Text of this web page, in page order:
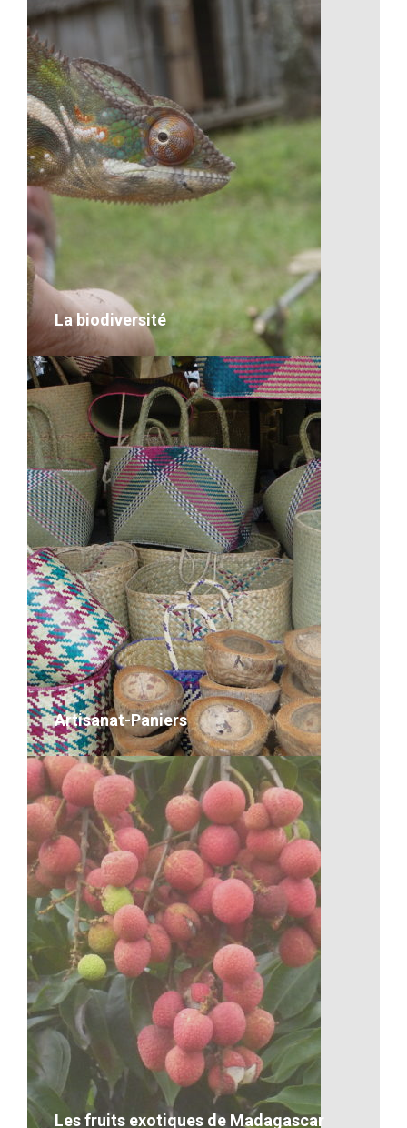
VOIR LE DÉTAIL
La biodiversité
La biodiversité
VOIR LE DÉTAIL
Artisanat-Paniers
Artisanat-Paniers
VOIR LE DÉTAIL
Les fruits exotiques de Madagascar